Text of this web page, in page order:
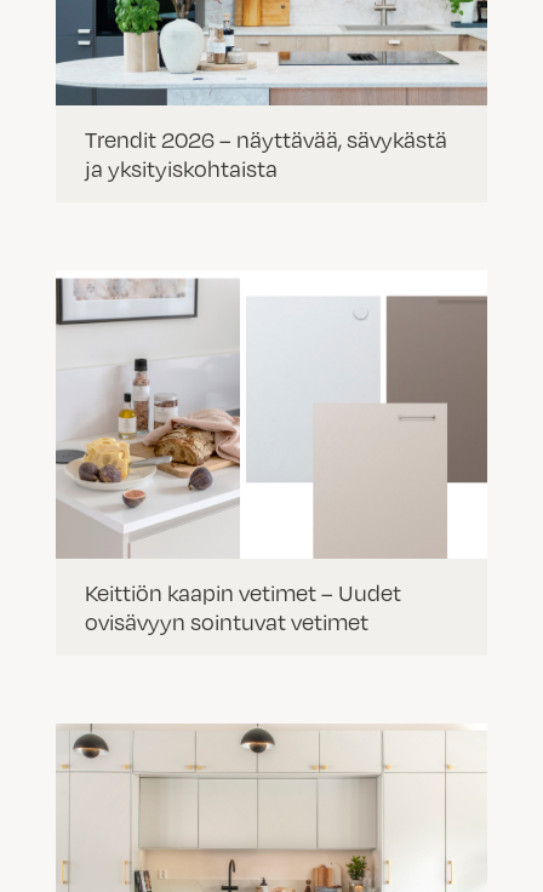
Trendit 2026 – näyttävää, sävykästä
ja yksityiskohtaista
Keittiön kaapin vetimet – Uudet
ovisävyyn sointuvat vetimet